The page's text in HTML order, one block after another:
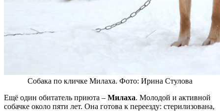
Собака по кличке Милаха. Фото: Ирина Стулова
Ещё один обитатель приюта – Милаха. Молодой и активной
собачке около пяти лет. Она готова к переезду: стерилизована,